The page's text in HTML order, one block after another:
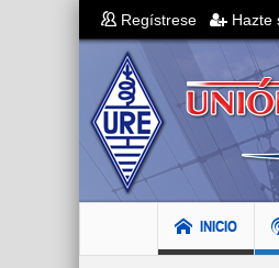
Regístrese Hazte
INICIO